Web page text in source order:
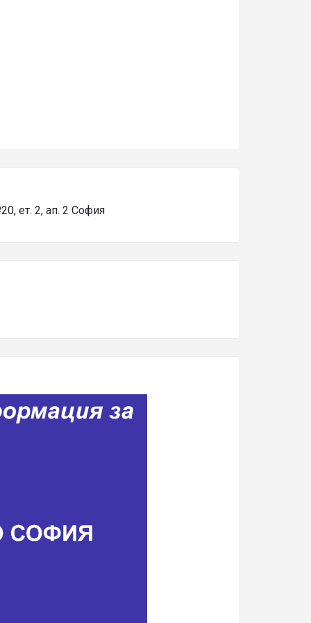
ет. 2, ап. 2 София